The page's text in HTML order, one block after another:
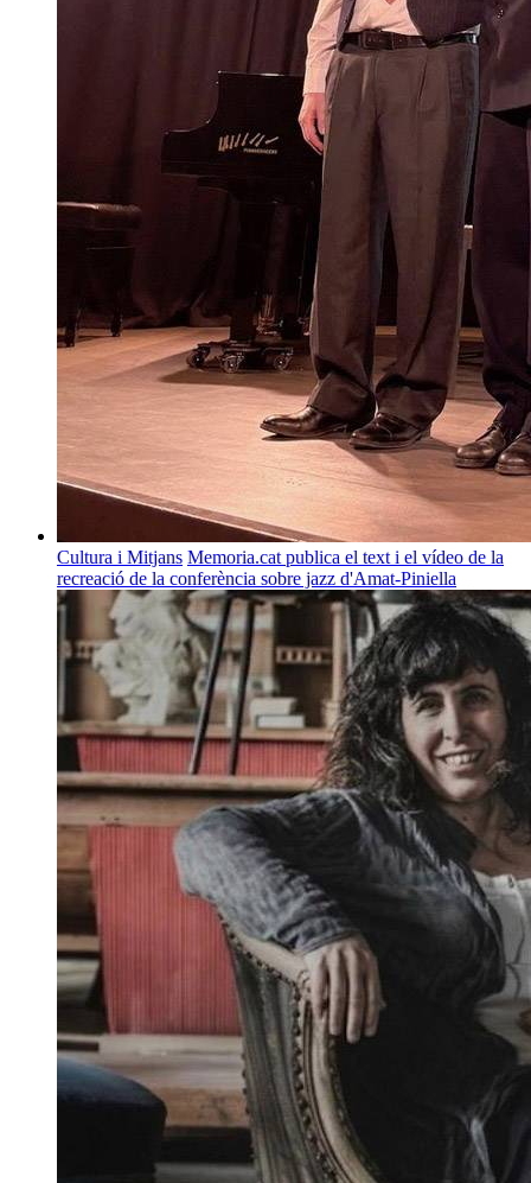
Cultura i Mitjans Memoria.cat publica el text i el vídeo de la
recreació de la conferència sobre jazz d'Amat-Piniella